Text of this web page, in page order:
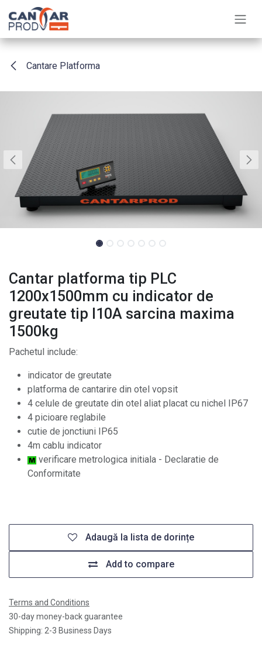
Sari la conținut
Cantare Platforma
Cantar platforma tip PLC
1200x1500mm cu indicator de
greutate tip I10A sarcina maxima
1500kg
Pachetul include:
indicator de greutate
platforma de cantarire din otel vopsit
4 celule de greutate din otel aliat placat cu nichel IP67
4 picioare reglabile
cutie de jonctiuni IP65
4m cablu indicator
verificare metrologica initiala - Declaratie de
Conformitate
Add to compare
Adaugă la lista de dorințe
Terms and Conditions
30-day money-back guarantee
Shipping: 2-3 Business Days